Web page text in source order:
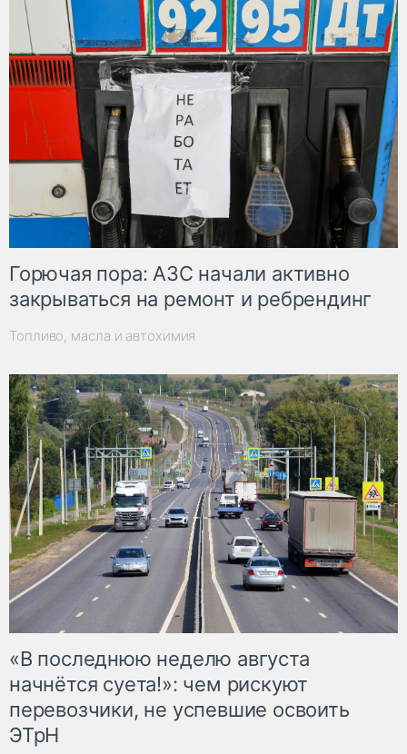
Горючая пора: АЗС начали активно
закрываться на ремонт и ребрендинг
Топливо, масла и автохимия
«В последнюю неделю августа
начнётся суета!»: чем рискуют
перевозчики, не успевшие освоить
ЭТрН